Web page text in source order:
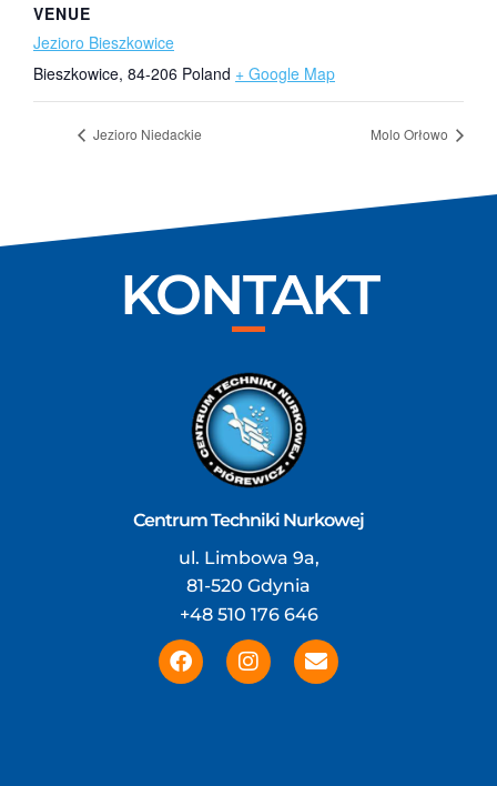
VENUE
Jezioro Bieszkowice
Bieszkowice, 84-206 Poland + Google Map
Jezioro Niedackie Molo Orłowo
KONTAKT
Centrum Techniki Nurkowej
ul. Limbowa 9a,
81-520 Gdynia
+48 510 176 646